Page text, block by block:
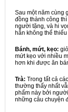
Sau một năm cùng
đồng thành công
người tặng, và hi
hẳn không thể
Bánh, mứt, kẹo:
mứt kẹo với nhiều
hơn khi được ăn
Trà: Trong tất cả
thường thấy nhất
phẩm này bởi
những câu chuyện